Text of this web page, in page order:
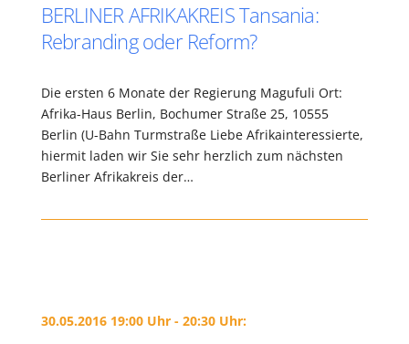
BERLINER AFRIKAKREIS Tansania:
Rebranding oder Reform?
Die ersten 6 Monate der Regierung Magufuli Ort:
Afrika-Haus Berlin, Bochumer Straße 25, 10555
Berlin (U-Bahn Turmstraße Liebe Afrikainteressierte,
hiermit laden wir Sie sehr herzlich zum nächsten
Berliner Afrikakreis der…
30.05.2016 19:00 Uhr - 20:30 Uhr: